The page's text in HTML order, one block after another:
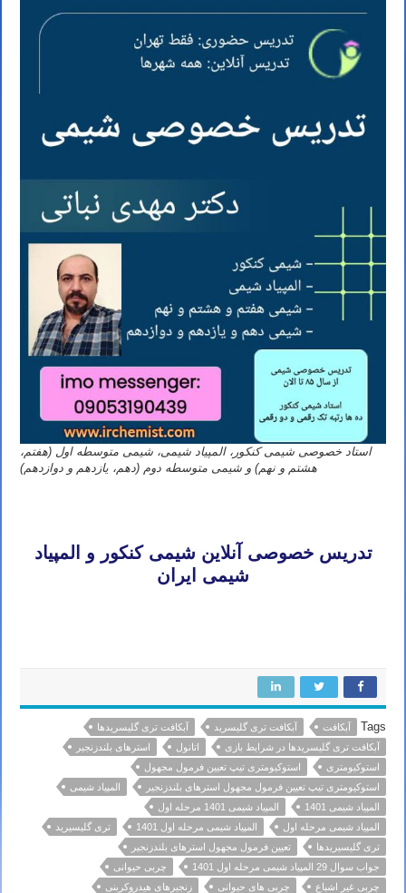
استاد خصوصی شیمی کنکور، المپیاد شیمی، شیمی متوسطه اول (هفتم،
هشتم و نهم) و شیمی متوسطه دوم (دهم، یازدهم و دوازدهم)
تدریس خصوصی آنلاین شیمی کنکور و المپیاد
شیمی ایران
Tags آبکافت آبکافت تری گلیسرید
آبکافت تری گلیسریدها
آبکافت تری گلیسریدها در شرایط بازی
اتانول
استرهای بلندزنجیر
استوکیومتری
استوکیومتری تیپ تعیین فرمول مجهول
استوکیومتری تیپ تعیین فرمول مجهول استرهای بلندزنجیر
المپیاد شیمی
المپیاد شیمی 1401
المپیاد شیمی 1401 مرحله اول
المپیاد شیمی مرحله اول
المپیاد شیمی مرحله اول 1401
تری گلیسیرید
تری گلیسیریدها
تعیین فرمول مجهول استرهای بلندزنجیر
جواب سوال 29 المپیاد شیمی مرحله اول 1401
چربی حیوانی
چربی غیر اشباع
چربی های حیوانی
زنجیرهای هیدروکربنی